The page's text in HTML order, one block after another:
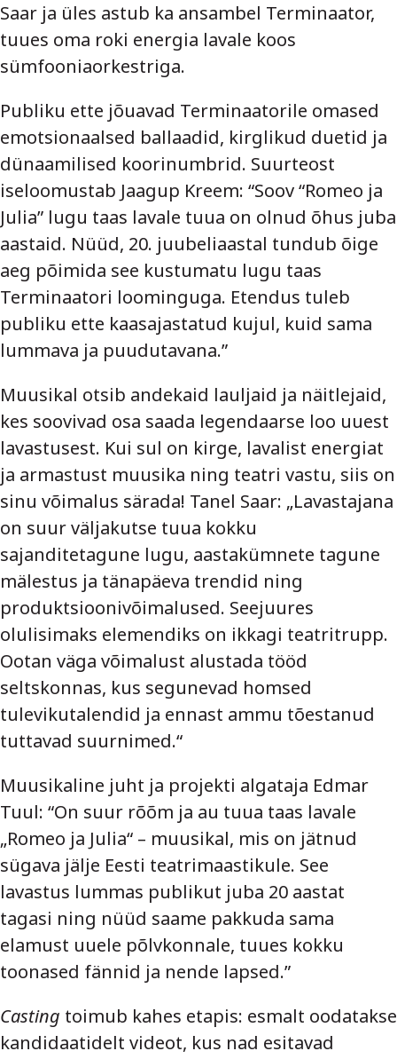
Saar ja üles astub ka ansambel Terminaator,
tuues oma roki energia lavale koos
sümfooniaorkestriga.
Publiku ette jõuavad Terminaatorile omased
emotsionaalsed ballaadid, kirglikud duetid ja
dünaamilised koorinumbrid. Suurteost
iseloomustab Jaagup Kreem: “Soov “Romeo ja
Julia” lugu taas lavale tuua on olnud õhus juba
aastaid. Nüüd, 20. juubeliaastal tundub õige
aeg põimida see kustumatu lugu taas
Terminaatori loominguga. Etendus tuleb
publiku ette kaasajastatud kujul, kuid sama
lummava ja puudutavana.”
Muusikal otsib andekaid lauljaid ja näitlejaid,
kes soovivad osa saada legendaarse loo uuest
lavastusest. Kui sul on kirge, lavalist energiat
ja armastust muusika ning teatri vastu, siis on
sinu võimalus särada! Tanel Saar: „Lavastajana
on suur väljakutse tuua kokku
sajanditetagune lugu, aastakümnete tagune
mälestus ja tänapäeva trendid ning
produktsioonivõimalused. Seejuures
olulisimaks elemendiks on ikkagi teatritrupp.
Ootan väga võimalust alustada tööd
seltskonnas, kus segunevad homsed
tulevikutalendid ja ennast ammu tõestanud
tuttavad suurnimed.“
Muusikaline juht ja projekti algataja Edmar
Tuul: “On suur rõõm ja au tuua taas lavale
„Romeo ja Julia“ – muusikal, mis on jätnud
sügava jälje Eesti teatrimaastikule. See
lavastus lummas publikut juba 20 aastat
tagasi ning nüüd saame pakkuda sama
elamust uuele põlvkonnale, tuues kokku
toonased fännid ja nende lapsed.”
Casting toimub kahes etapis: esmalt oodatakse
kandidaatidelt videot, kus nad esitavad